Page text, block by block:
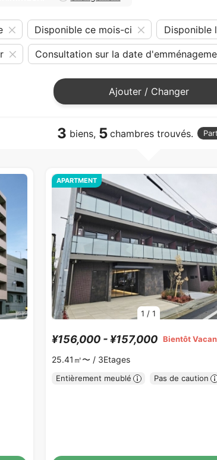
Disponible ce mois-ci Disponible
Consultation sur la date
Ajouter / Changer
3 biens, 5 chambres trouvés.
1 /1
APARTMENT
¥156,000 - ¥157,000 Bientôt
25.41㎡〜 / 3Etages
Entièrement meublé Pas de caution